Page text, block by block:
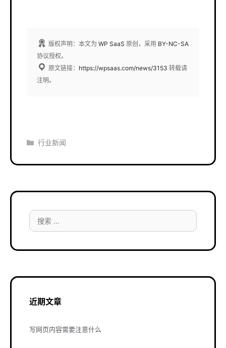
版权声明：本文为 WP SaaS 原创，采用 BY-NC-SA
协议授权。
原文链接： https://wpsaas.com/news/3153 转载请
注明。
分
行业新闻
搜
索：
近期文章
写网页内容需要注意什么